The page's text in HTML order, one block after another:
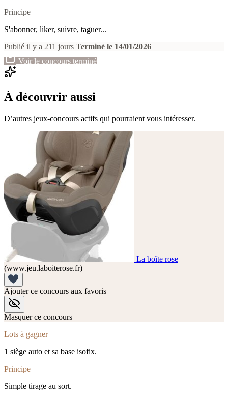
Principe
S'abonner, liker, suivre, taguer...
Publié il y a 211 jours Terminé le 14/01/2026
Voir le concours terminé
À découvrir aussi
D’autres jeux-concours actifs qui pourraient vous intéresser.
La boîte rose
(www.jeu.laboiterose.fr)
Ajouter ce concours aux favoris
Masquer ce concours
Lots à gagner
1 siège auto et sa base isofix.
Principe
Simple tirage au sort.